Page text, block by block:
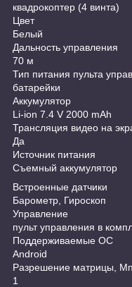
квадрокоптер (4 винта)
Цвет
Белый
Дальность управления
70 м
Тип питания пульта
батарейки
Аккумулятор
Li-ion 7.4 V 2000 mAh
Трансляция видео на
Да
Источник питания
Съемный аккумулятор
Встроенные датчики
Барометр, Гироскоп
Управление
пульт управления в
Поддерживаемые ОС
Android
Разрешение матрицы,
1